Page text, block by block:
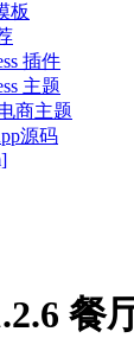
板
插件
主题
商主题
源码
餐